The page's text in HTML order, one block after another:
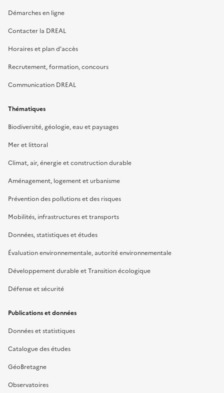
Démarches en ligne
Contacter la DREAL
Horaires et plan d’accès
Recrutement, formation, concours
Communication DREAL
Thématiques
Biodiversité, géologie, eau et paysages
Mer et littoral
Climat, air, énergie et construction durable
Aménagement, logement et urbanisme
Prévention des pollutions et des risques
Mobilités, infrastructures et transports
Données, statistiques et études
Évaluation environnementale, autorité environnementale
Développement durable et Transition écologique
Défense et sécurité
Publications et données
Données et statistiques
Catalogue des études
GéoBretagne
Observatoires